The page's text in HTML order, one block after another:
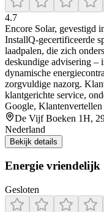
4.7
Encore Solar, gevestigd
InstallQ-gecertificeerde
laadpalen, die zich
deskundige advisering –
dynamische
zorgvuldige nazorg.
klantgerichte service,
Google,
De Vijf Boeken 1H,
Nederland
Bekijk details
Energie vriendelijk
Gesloten